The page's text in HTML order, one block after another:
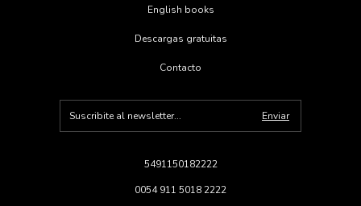
English books
Descargas gratuitas
Contacto
5491150182222
0054 911 5018 2222